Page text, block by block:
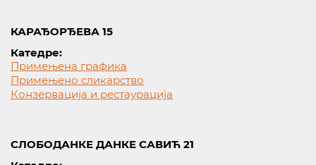
КАРАЂОРЂЕВА 15
Катедре:
Примењена графика
Примењено сликарство
Конзервација и рестаурација
СЛОБОДАНКЕ ДАНКЕ САВИЋ 21